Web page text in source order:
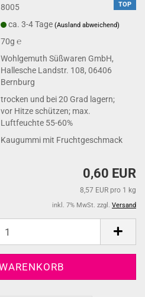
TOP
8005
ca. 3-4 Tage(Ausland abweichend)
70g ℮
Wohlgemuth Süßwaren GmbH,
Hallesche Landstr. 108, 06406
Bernburg
trocken und bei 20 Grad lagern;
vor Hitze schützen; max.
Luftfeuchte 55-60%
Kaugummi mit Fruchtgeschmack
0,60 EUR
8,57 EUR pro 1 kg
inkl. 7% MwSt. zzgl. Versand